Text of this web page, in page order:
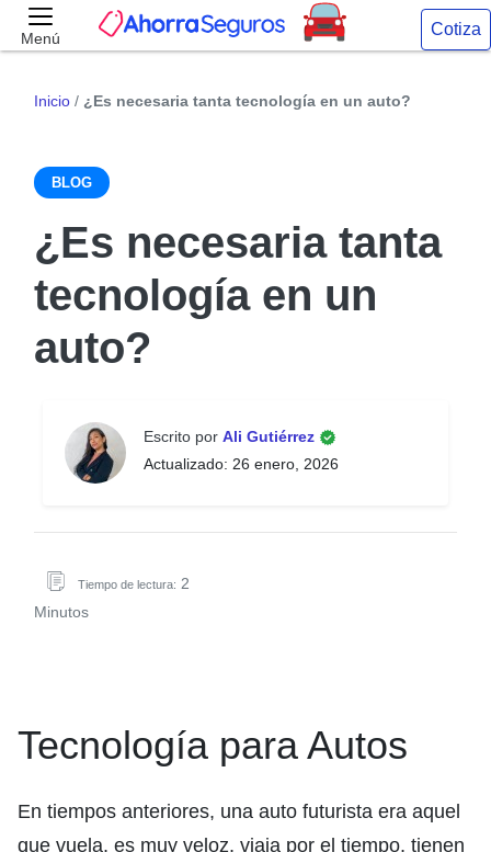
Menú Cotiza
Inicio / ¿Es necesaria tanta tecnología en un auto?
BLOG
¿Es necesaria tanta
tecnología en un
auto?
Escrito por Ali Gutiérrez
Actualizado: 26 enero, 2026
Tiempo de lectura: 2
Minutos
Tecnología para Autos
En tiempos anteriores, una auto futurista era aquel
que vuela, es muy veloz, viaja por el tiempo, tienen